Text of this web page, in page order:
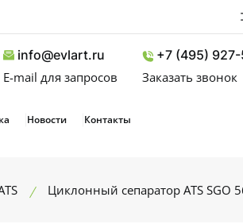
info@evlart.ru
E-mail для запросов
+7 (495)
Заказать звонок
Новости Контакты
Циклонный сепаратор ATS SGO